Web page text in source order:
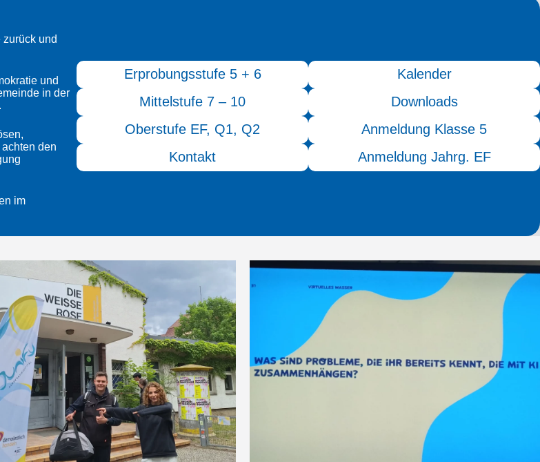
und
und
in der
den
im
Erprobungsstufe 5 + 6
Mittelstufe 7 – 10
Oberstufe EF, Q1, Q2
Kontakt
Kalender
Downloads
Anmeldung Klasse 5
Anmeldung Jahrg. EF